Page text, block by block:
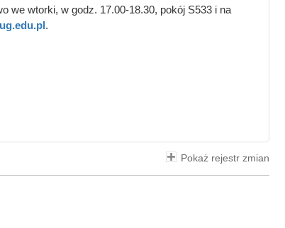
we wtorki, w godz. 17.00-18.30, pokój S533 i na
.
Pokaż rejestr zmian